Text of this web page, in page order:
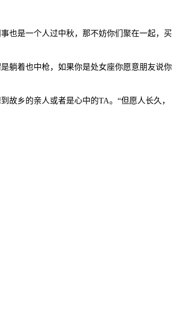
也是一个人过中秋，那不妨你们聚在一起，买
躺着也中枪，如果你是处女座你愿意朋友说你
乡的亲人或者是心中的TA。“但愿人长久，